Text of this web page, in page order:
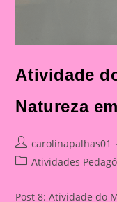
Atividade
Natureza
Post
author:
carolinapalhas01
PostAtividades
Post 8: Atividade do